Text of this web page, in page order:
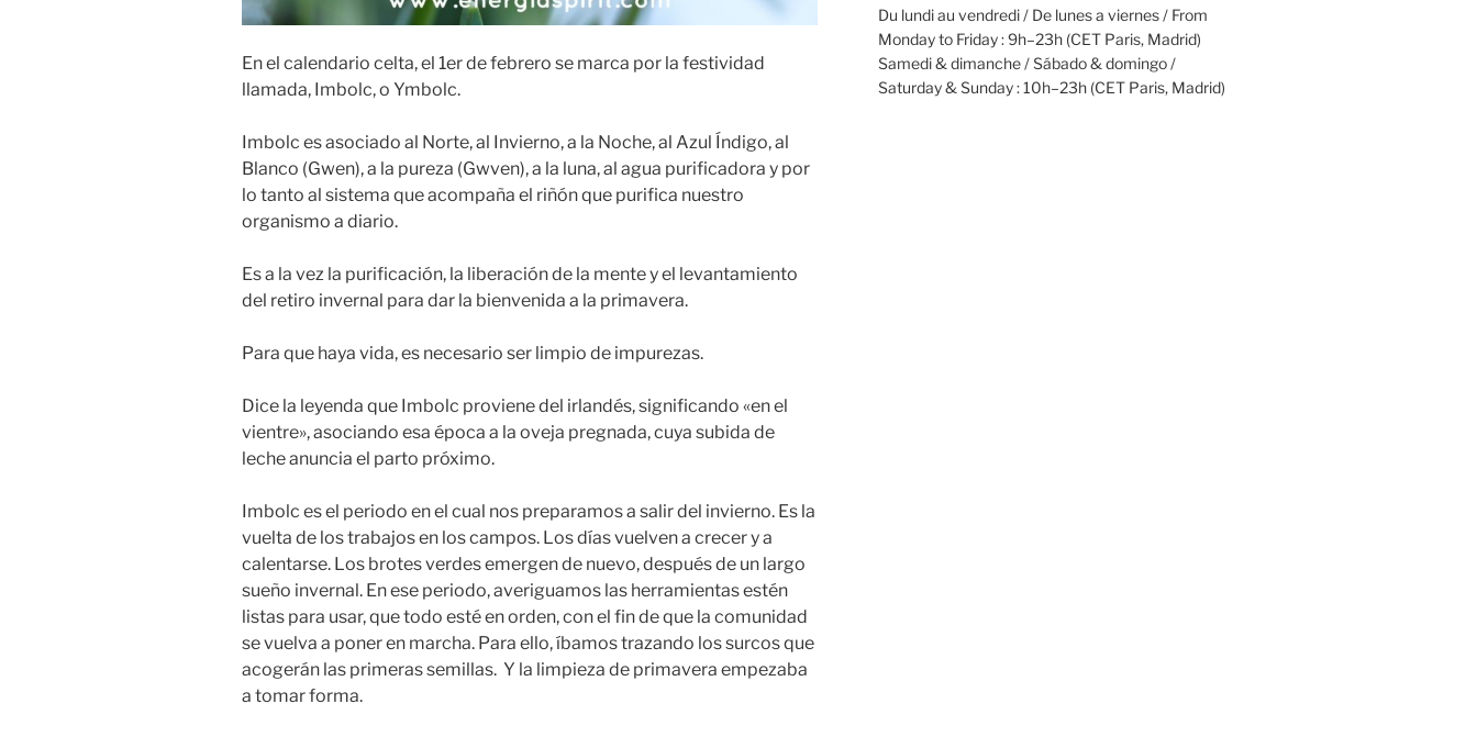
En el calendario celta, el 1er de febrero se marca por la festividad
llamada, Imbolc, o Ymbolc.
Imbolc es asociado al Norte, al Invierno, a la Noche, al Azul Índigo, al
Blanco (Gwen), a la pureza (Gwven), a la luna, al agua purificadora y por
lo tanto al sistema que acompaña el riñón que purifica nuestro
organismo a diario.
Es a la vez la purificación, la liberación de la mente y el levantamiento
del retiro invernal para dar la bienvenida a la primavera.
Para que haya vida, es necesario ser limpio de impurezas.
Dice la leyenda que Imbolc proviene del irlandés, significando «en el
vientre», asociando esa época a la oveja pregnada, cuya subida de
leche anuncia el parto próximo.
Imbolc es el periodo en el cual nos preparamos a salir del invierno. Es la
vuelta de los trabajos en los campos. Los días vuelven a crecer y a
calentarse. Los brotes verdes emergen de nuevo, después de un largo
sueño invernal. En ese periodo, averiguamos las herramientas estén
listas para usar, que todo esté en orden, con el fin de que la comunidad
se vuelva a poner en marcha. Para ello, íbamos trazando los surcos que
acogerán las primeras semillas. Y la limpieza de primavera empezaba
a tomar forma.
Du lundi au vendredi / De lunes a viernes / From
Monday to Friday : 9h–23h (CET Paris, Madrid)
Samedi & dimanche / Sábado & domingo /
Saturday & Sunday : 10h–23h (CET Paris, Madrid)